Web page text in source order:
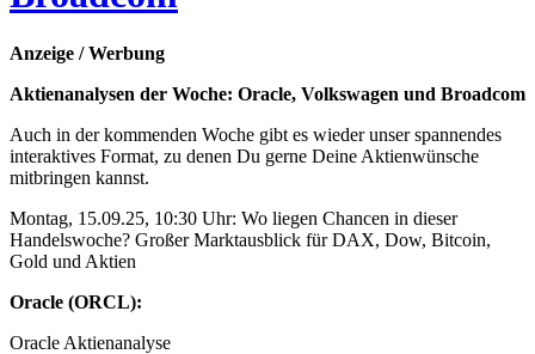
Anzeige / Werbung
Aktienanalysen der Woche: Oracle, Volkswagen und Broadcom
Auch in der kommenden Woche gibt es wieder unser spannendes
interaktives Format, zu denen Du gerne Deine Aktienwünsche
mitbringen kannst.
Montag, 15.09.25, 10:30 Uhr: Wo liegen Chancen in dieser
Handelswoche? Großer Marktausblick für DAX, Dow, Bitcoin,
Gold und Aktien
Oracle (ORCL):
Oracle Aktienanalyse